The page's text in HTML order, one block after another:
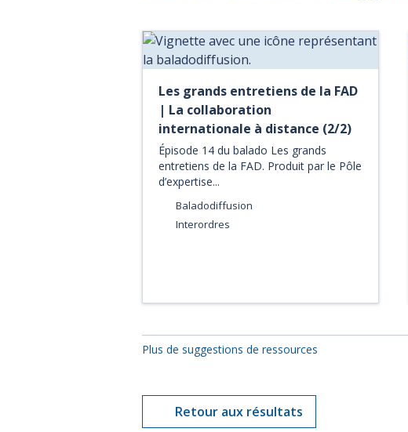
Les grands entretiens de la FAD
| La collaboration
internationale à distance (2/2)
Épisode 14 du balado Les grands
entretiens de la FAD. Produit par le Pôle
d’expertise...
Baladodiffusion
Interordres
Plus de suggestions de ressources
Retour aux résultats